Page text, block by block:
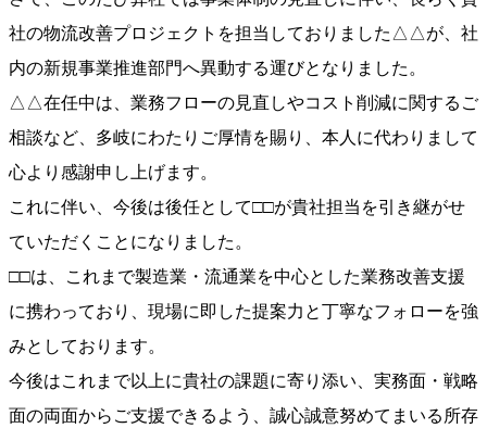
社の物流改善プロジェクトを担当しておりました△△が、社
内の新規事業推進部門へ異動する運びとなりました。
△△在任中は、業務フローの見直しやコスト削減に関するご
相談など、多岐にわたりご厚情を賜り、本人に代わりまして
心より感謝申し上げます。
これに伴い、今後は後任として□□が貴社担当を引き継がせ
ていただくことになりました。
□□は、これまで製造業・流通業を中心とした業務改善支援
に携わっており、現場に即した提案力と丁寧なフォローを強
みとしております。
今後はこれまで以上に貴社の課題に寄り添い、実務面・戦略
面の両面からご支援できるよう、誠心誠意努めてまいる所存